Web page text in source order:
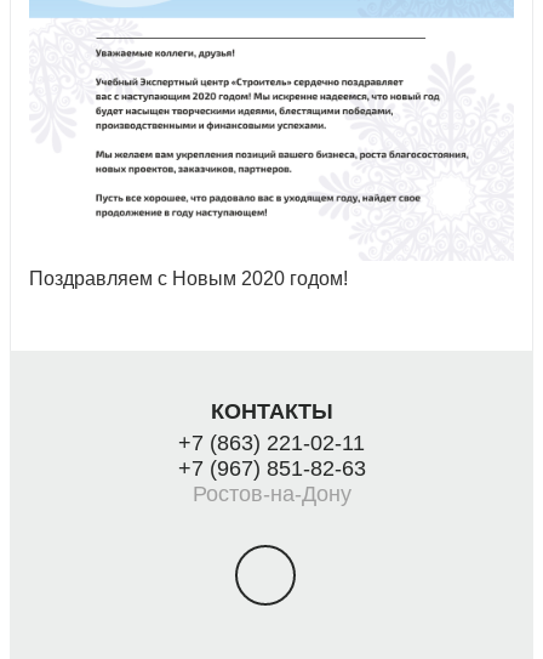
Поздравляем с Новым 2020 годом!
КОНТАКТЫ
+7 (863) 221-02-11
+7 (967) 851-82-63
Ростов-на-Дону